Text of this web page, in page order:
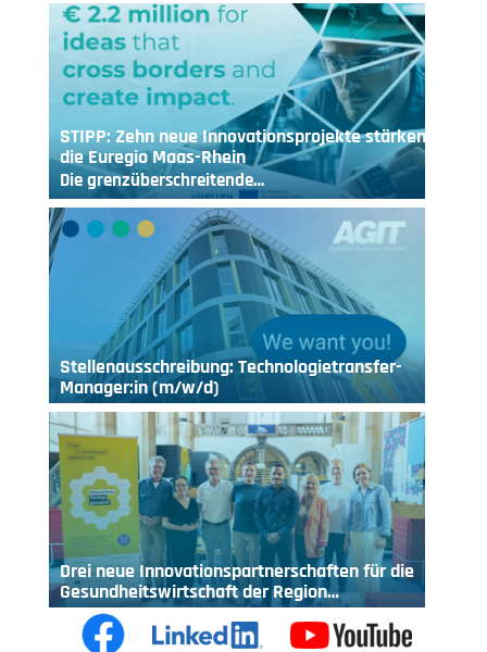
STIPP: Zehn neue Innovationsprojekte stärken
die Euregio Maas-Rhein
Die grenzüberschreitende…
Stellenausschreibung: Technologietransfer-
Manager:in (m/w/d)
Drei neue Innovationspartnerschaften für die
Gesundheitswirtschaft der Region…